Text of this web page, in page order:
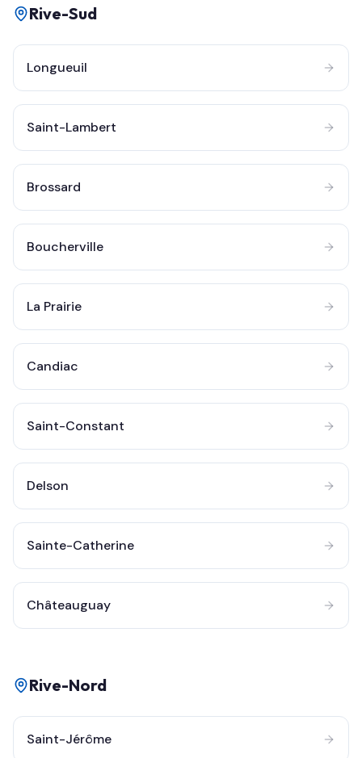
Rive-Sud
Longueuil
Saint-Lambert
Brossard
Boucherville
La Prairie
Candiac
Saint-Constant
Delson
Sainte-Catherine
Châteauguay
Rive-Nord
Saint-Jérôme